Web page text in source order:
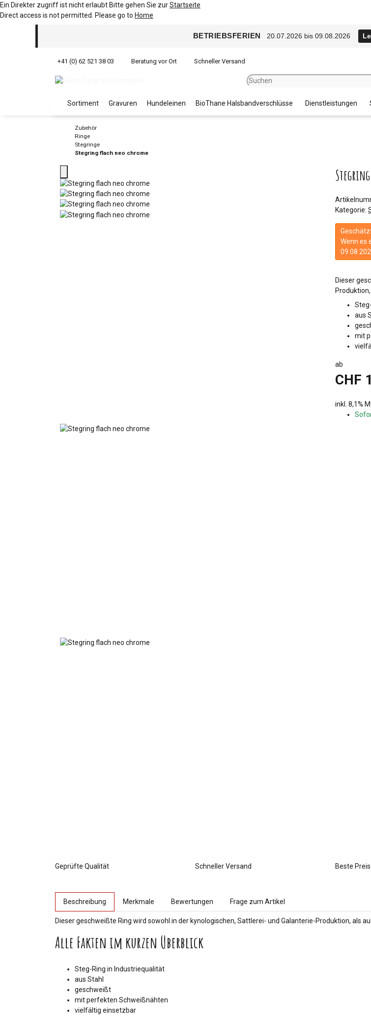
Ein Direkter zugriff ist nicht erlaubt Bitte gehen Sie zurStartseite
Direct access is not permitted. Please go to Home
BETRIEBSFERIEN 20.07.2026 bis 09.08.2026
+41 (0) 62 521 38 03 Beratung vor Ort Schneller Versand
Sortiment Gravuren Hundeleinen BioThane Halsbandverschlüsse Dienstleistungen
Zubehör
Ringe
Stegringe
Stegring flach neo chrome
Kategorie:
Wenn es
Dieser
aus
mit
ab
CHF
inkl. 8,1%
Geprüfte Qualität Schneller Versand Beste
Beschreibung Merkmale Bewertungen Frage zum Artikel
Dieser geschweißte Ring wird sowohl in der kynologischen, Sattlerei- und Galanterie-Produktion, als
Alle Fakten im kurzen Überblick
Steg-Ring in Industriequalität
aus Stahl
geschweißt
mit perfekten Schweißnähten
vielfältig einsetzbar